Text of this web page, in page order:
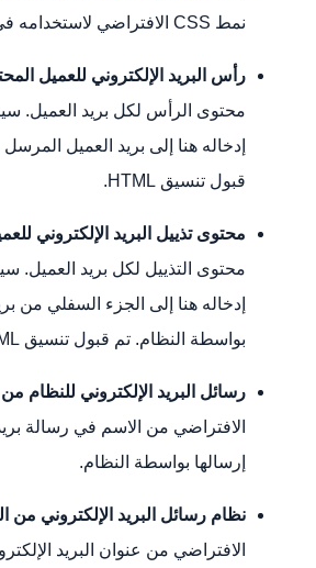
نمط CSS الافتراضي لاستخدامه في كل البريد.
رأس البريد الإلكتروني للعميل
محتوى الرأس لكل بريد العميل.
إدخاله هنا إلى بريد العميل
قبول تنسيق HTML.
محتوى تذييل البريد الإلكتروني
محتوى التذييل لكل بريد العميل.
إدخاله هنا إلى الجزء السفلي من
بواسطة النظام. تم قبول تنسيق HTML.
رسائل البريد الإلكتروني للنظام
الافتراضي من الاسم في رسالة
إرسالها بواسطة النظام.
نظام رسائل البريد الإلكتروني من
الافتراضي من عنوان البريد